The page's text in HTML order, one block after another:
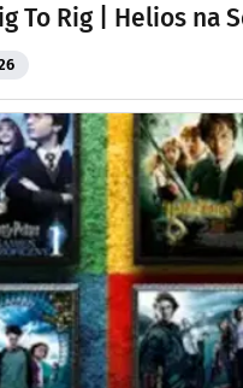
To Rig | Helios na